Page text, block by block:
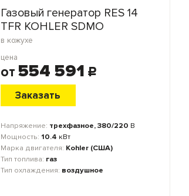
Газовый генератор RES 14
TFR KOHLER SDMO
в кожухе
цена
от 554 591 c
Заказать
Напряжение: трехфазное, 380/220 В
Мощность: 10.4 кВт
Марка двигателя: Kohler (США)
Тип топлива: газ
Тип охлаждения: воздушное